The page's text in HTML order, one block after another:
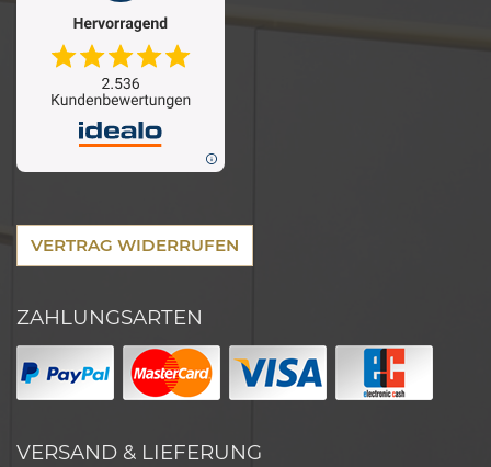
VERTRAG WIDERRUFEN
ZAHLUNGSARTEN
VERSAND & LIEFERUNG